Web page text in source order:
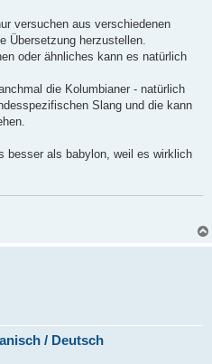
versuchen aus verschiedenen
Übersetzung herzustellen.
oder ähnliches kann es natürlich
die Kolumbianer - natürlich
Slang und die kann
besser als babylon, weil es wirklich
/ Deutsch